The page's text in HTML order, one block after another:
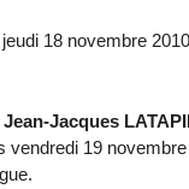
18 novembre
Jacques
vendredi 19